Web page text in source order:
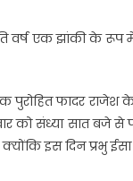
वर्ष एक झांकी के रूप
पुरोहित फादर
को संध्या सात बजे
इस दिन प्रभु